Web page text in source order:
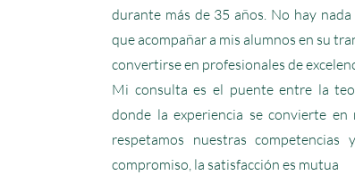
durante más de 35 años. No hay
que acompañar a mis alumnos en su
convertirse en profesionales de
Mi consulta es el puente entre la
donde la experiencia se convierte en
respetamos nuestras competencias
compromiso, la satisfacción es mutua